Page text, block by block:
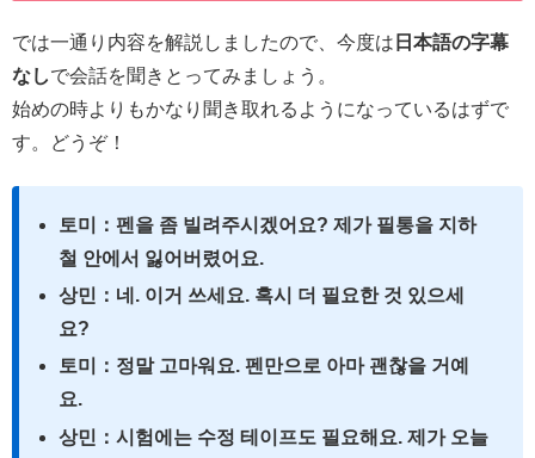
では一通り内容を解説しましたので、今度は 日本語の字幕
なしで会話を聞きとってみましょう。
始めの時よりもかなり聞き取れるようになっているはずで
す。どうぞ！
토미：펜을 좀 빌려주시겠어요? 제가 필통을 지하
철 안에서 잃어버렸어요.
상민：네. 이거 쓰세요. 혹시 더 필요한 것 있으세
요?
토미：정말 고마워요. 펜만으로 아마 괜찮을 거예
요.
상민：시험에는 수정 테이프도 필요해요. 제가 오늘